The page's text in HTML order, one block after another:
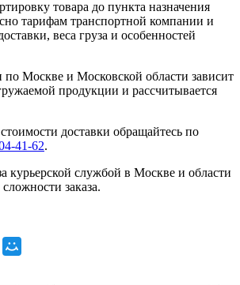
товара до пункта назначения
тарифам транспортной компании и
веса груза и особенностей
по Москве и Московской области зависит
продукции и рассчитывается
доставки обращайтесь по
41-62.
курьерской службой в Москве и области
заказа.